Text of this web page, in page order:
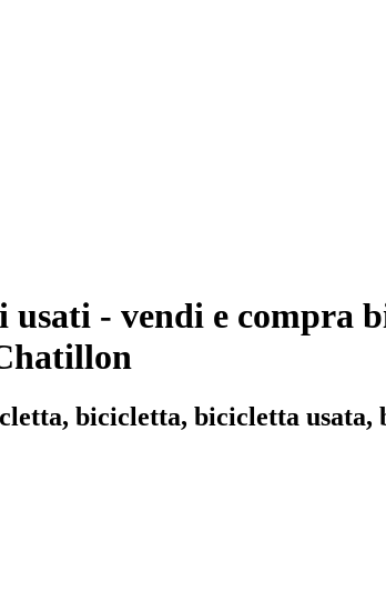
usati - vendi e compra
bicicletta, bicicletta usata,